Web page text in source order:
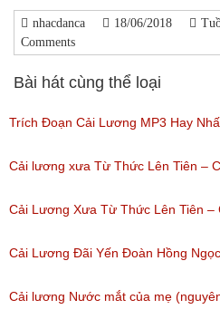
nhacdanca 18/06/2018
Comments
Bài hát cùng thể loại
Trích Đoạn Cải Lương MP3 Hay
Phần 1
(Lượt nghe: 11,534)
Cải lương xưa Từ Thức Lên Tiên –
Cổ
(Lượt nghe: 258)
Cải Lương Xưa Từ Thức Lên Tiên –
Cổ
(Lượt nghe: 505)
Cải Lương Đãi Yến Đoàn Hồng
Tuồng Cổ
Cải lương Nước mắt của mẹ